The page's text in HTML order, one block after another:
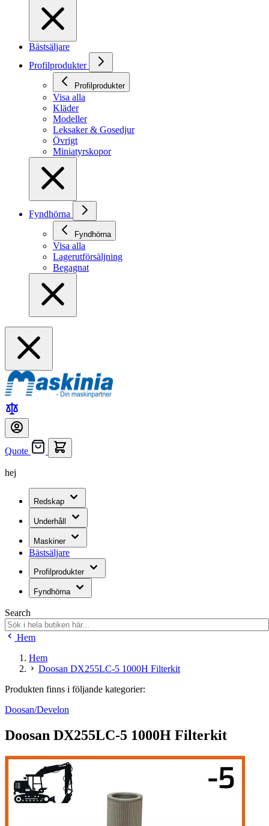
Bästsäljare
Profilprodukter
Profilprodukter
Visa alla
Kläder
Modeller
Leksaker & Gosedjur
Övrigt
Miniatyrskopor
Fyndhörna
Fyndhörna
Visa alla
Lagerutförsäljning
Begagnat
Quote
hej
Redskap
Underhåll
Maskiner
Bästsäljare
Profilprodukter
Fyndhörna
Search
Hem
Hem
Doosan DX255LC-5 1000H Filterkit
Produkten finns i följande kategorier:
Doosan/Develon
Doosan DX255LC-5 1000H Filterkit